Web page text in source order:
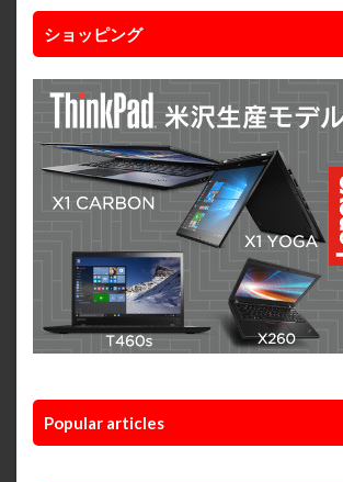
ショッピング
Popular articles